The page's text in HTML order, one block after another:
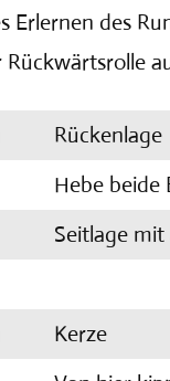
Erlernen des
Rückwärtsrolle
Rückenlage
Hebe beide
Seitlage
Kerze